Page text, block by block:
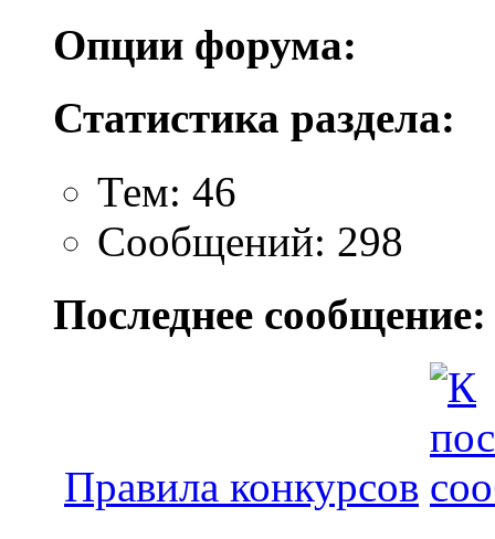
Опции форума:
Статистика раздела:
Тем: 46
Сообщений: 298
Последнее сообщение:
Правила конкурсов